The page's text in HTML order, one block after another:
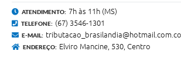
ATENDIMENTO: 7h às 11h (MS)
TELEFONE: (67) 3546-1301
E-MAIL:
ENDEREÇO: Elviro Mancine, 530, Centro